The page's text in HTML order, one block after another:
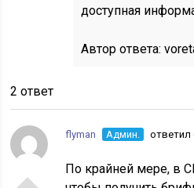
доступная
Автор ответа:
2 ответ
flyman Админ. ответил
По крайней мере, в